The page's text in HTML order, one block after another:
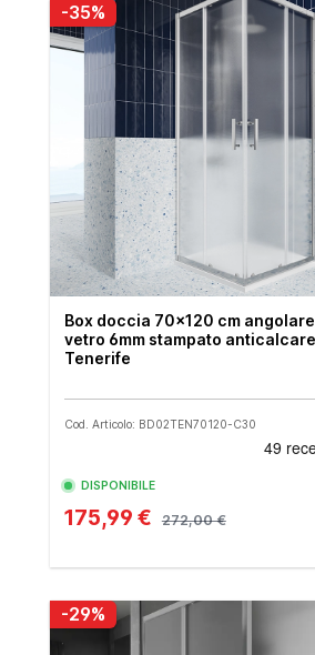
-35%
Box doccia 70x120 cm
vetro 6mm stampato anticalcare
Tenerife
Cod. Articolo: BD02TEN70120-C30
DISPONIBILE
175,99 € 272,00 €
-29%